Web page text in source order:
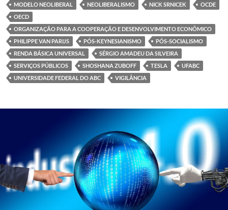
MODELO NEOLIBERAL
NEOLIBERALISMO NICK SRNICEK
OCDE
OECD
ORGANIZAÇÃO PARA A COOPERAÇÃO E DESENVOLVIMENTO ECONÔMICO
PHILIPPE VAN PARIJS
PÓS-KEYNESIANISMO
PÓS-SOCIALISMO
RENDA BÁSICA UNIVERSAL
SÉRGIO AMADEU DA SILVEIRA
SERVIÇOS PÚBLICOS
SHOSHANA ZUBOFF TESLA
UFABC
UNIVERSIDADE FEDERAL DO ABC
VIGILÂNCIA